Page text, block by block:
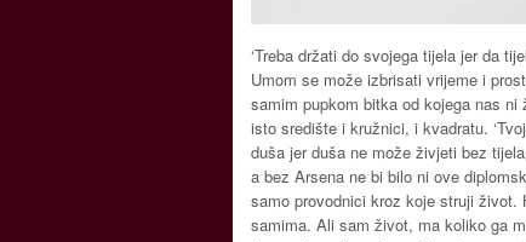
‘Treba držati do svojega tijela jer da
Umom se može izbrisati vrijeme i
samim pupkom bitka od kojega nas
isto središte i kružnici, i kvadratu.
duša jer duša ne može živjeti bez
a bez Arsena ne bi bilo ni ove
samo provodnici kroz koje struji
samima. Ali sam život, ma koliko ga